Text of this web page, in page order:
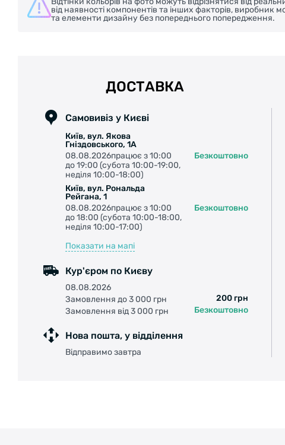
від наявності компонентів та інших факторів, виробник
та елементи дизайну без попереднього попередження.
ДОСТАВКА
Самовивіз у Києві
Київ, вул. Якова
Гніздовського, 1А
08.08.2026працює з 10:00
до 19:00 (субота 10:00-19:00,
неділя 10:00-18:00)
Безкоштовно
Київ, вул. Рональда
Рейгана, 1
08.08.2026працює з 10:00
до 18:00 (субота 10:00-18:00,
неділя 10:00-17:00)
Безкоштовно
Показати на мапі
Кур'єром по Києву
08.08.2026
Замовлення до 3 000 грн
200 грн
Замовлення від 3 000 грн
Безкоштовно
Нова пошта, у відділення
Відправимо завтра